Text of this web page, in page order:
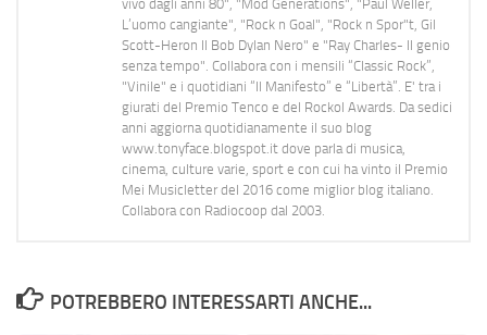
vivo dagli anni 80", "Mod Generations", "Paul Weller,
L’uomo cangiante", "Rock n Goal", "Rock n Spor"t, Gil
Scott-Heron Il Bob Dylan Nero" e "Ray Charles- Il genio
senza tempo". Collabora con i mensili “Classic Rock”,
"Vinile" e i quotidiani “Il Manifesto” e “Libertà”. E' tra i
giurati del Premio Tenco e del Rockol Awards. Da sedici
anni aggiorna quotidianamente il suo blog
www.tonyface.blogspot.it dove parla di musica,
cinema, culture varie, sport e con cui ha vinto il Premio
Mei Musicletter del 2016 come miglior blog italiano.
Collabora con Radiocoop dal 2003.
POTREBBERO INTERESSARTI ANCHE...